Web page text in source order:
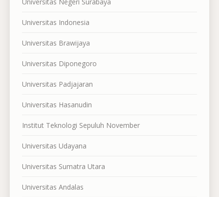
Universitas Indonesia
Universitas Brawijaya
Universitas Diponegoro
Universitas Padjajaran
Universitas Hasanudin
Institut Teknologi Sepuluh November
Universitas Udayana
Universitas Sumatra Utara
Universitas Andalas